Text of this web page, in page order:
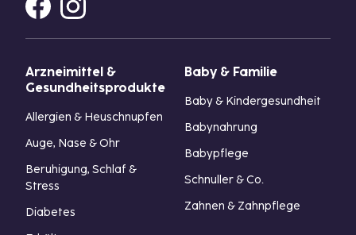
Arzneimittel &
Gesundheitsprodukte
Allergien & Heuschnupfen
Auge, Nase & Ohr
Beruhigung, Schlaf &
Stress
Diabetes
Baby & Familie
Baby & Kindergesundheit
Babynahrung
Babypflege
Schnuller & Co.
Zahnen & Zahnpflege